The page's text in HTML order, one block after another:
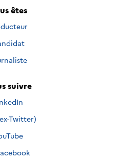
êtes
suivre
suivre sur
suivre sur
Twitter)
suivre sur
suivre sur